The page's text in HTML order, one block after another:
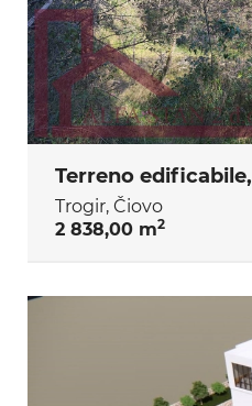
Trogir, Čiovo
2 838,00 m2